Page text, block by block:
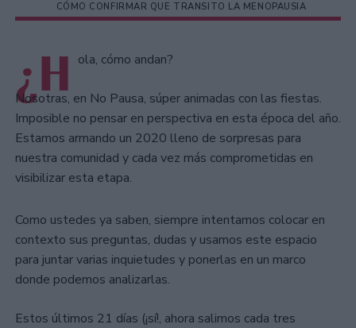
CÓMO CONFIRMAR QUE TRANSITO LA MENOPAUSIA
¿H ola, cómo andan?
Nosotras, en No Pausa, súper animadas con las fiestas.
Imposible no pensar en perspectiva en esta época del año.
Estamos armando un 2020 lleno de sorpresas para
nuestra comunidad y cada vez más comprometidas en
visibilizar esta etapa.
Como ustedes ya saben, siempre intentamos colocar en
contexto sus preguntas, dudas y usamos este espacio
para juntar varias inquietudes y ponerlas en un marco
donde podemos analizarlas.
Estos últimos 21 días (¡sí!, ahora salimos cada tres